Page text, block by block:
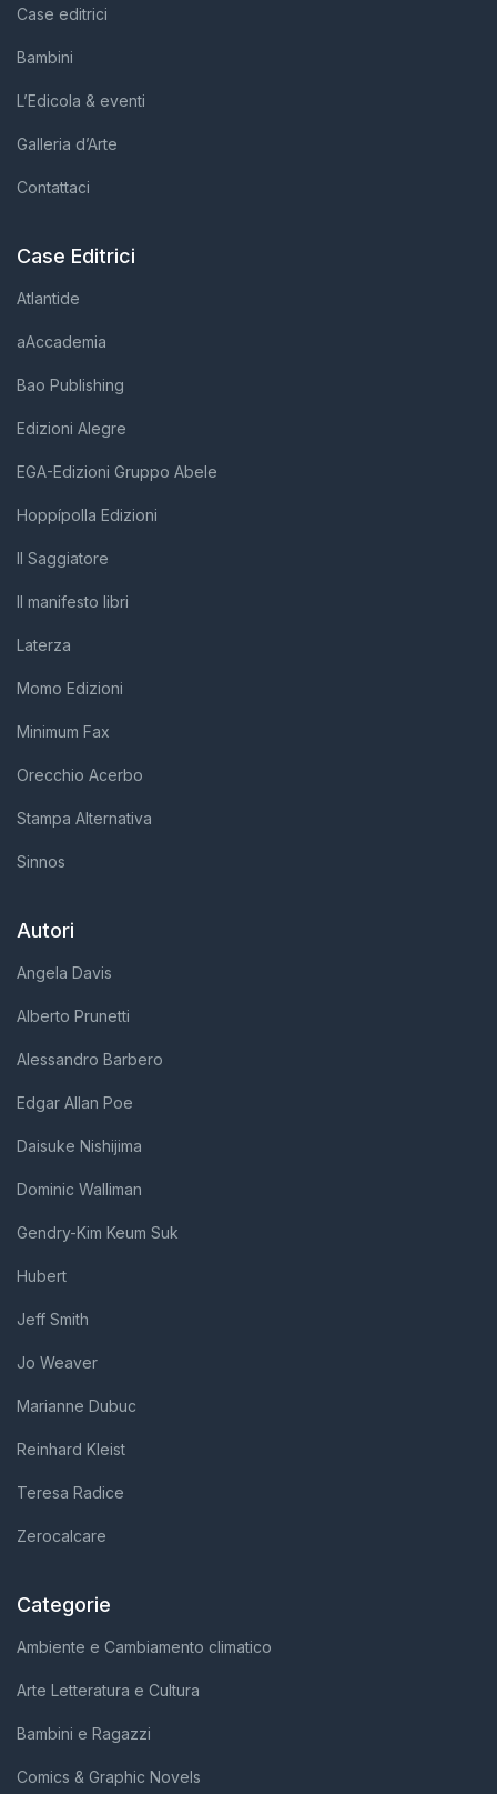
Case editrici
Bambini
L’Edicola & eventi
Galleria d’Arte
Contattaci
Case Editrici
Atlantide
aAccademia
Bao Publishing
Edizioni Alegre
EGA-Edizioni Gruppo Abele
Hoppípolla Edizioni
Il Saggiatore
Il manifesto libri
Laterza
Momo Edizioni
Minimum Fax
Orecchio Acerbo
Stampa Alternativa
Sinnos
Autori
Angela Davis
Alberto Prunetti
Alessandro Barbero
Edgar Allan Poe
Daisuke Nishijima
Dominic Walliman
Gendry-Kim Keum Suk
Hubert
Jeff Smith
Jo Weaver
Marianne Dubuc
Reinhard Kleist
Teresa Radice
Zerocalcare
Categorie
Ambiente e Cambiamento climatico
Arte Letteratura e Cultura
Bambini e Ragazzi
Comics & Graphic Novels